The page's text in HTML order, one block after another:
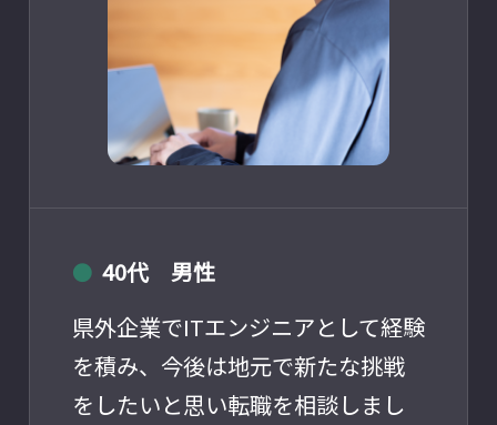
● 40代 男性
県外企業でITエンジニアとして経験
を積み、今後は地元で新たな挑戦
をしたいと思い転職を相談しまし